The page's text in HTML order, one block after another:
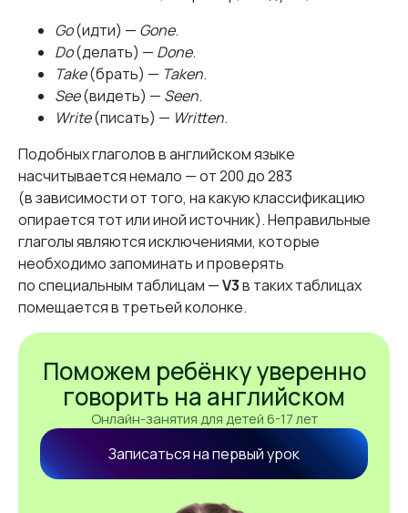
Go(идти) — Gone.
Do(делать) — Done.
Take(брать) — Taken.
See(видеть) — Seen.
Write(писать) — Written.
Подобных глаголов в английском языке
насчитывается немало — от 200 до 283
(в зависимости от того, на какую классификацию
опирается тот или иной источник). Неправильные
глаголы являются исключениями, которые
необходимо запоминать и проверять
по специальным таблицам —V3в таких таблицах
помещается в третьей колонке.
Поможем ребёнку уверенно
говорить на английском
Онлайн-занятия для детей 6-17 лет
Записаться на первый урок